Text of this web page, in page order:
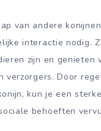
van andere
interactie nodig.
zijn en genieten
verzorgers. Door
kun je een
behoeften